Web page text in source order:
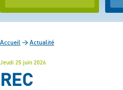
Accueil > Actualité
Jeudi 25 juin 2026
REC